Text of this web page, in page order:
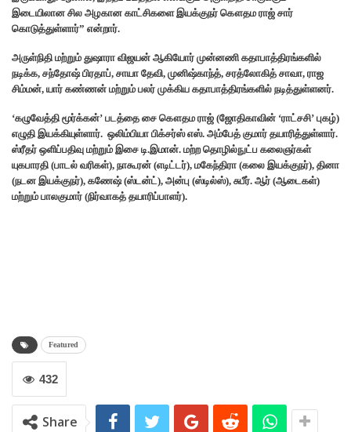
இடையிலான சில அழகான காட்சிகளை இயக்குநர் கௌதம ராஜ் சார்
கொடுத்துள்ளார்” என்றார்.
அருள்நிதி மற்றும் துஷாரா விஜயன் ஆகியோர் முன்னணி கதாபாத்திரங்களில்
நடிக்க, சந்தோஷ் பிரதாப், சாயா தேவி, முனிஷ்காந்த், சரத்லோகித் சாவா, ராஜ
சிம்மன், யார் கண்ணன் மற்றும் பலர் முக்கிய கதாபாத்திரங்களில் நடித்துள்ளனர்.
‘கழுவேத்தி மூர்க்கன்’ படத்தை சை கௌதம ராஜ் (ஜோதிகாவின் ‘ராட்சசி’ புகழ்)
எழுதி இயக்கியுள்ளார். ஒலிம்பியா பிக்சர்ஸ் எஸ். அம்பேத் குமார் தயாரித்துள்ளார்.
ஸ்ரீதர் ஒளிப்பதிவு மற்றும் இசை டி.இமான். மற்ற தொழில்நுட்ப கலைஞர்கள்
யுகபாரதி (பாடல் வரிகள்), நாகூரன் (எடிட்டர்), மகேந்திரா (கலை இயக்குநர்), தினா
(நடன இயக்குநர்), கணேஷ் (ஸ்டன்ட்), அன்பு (ஸ்டில்ஸ்), சுபீர். ஆர் (ஆடைகள்)
மற்றும் பாலகுமார் (நிர்வாகத் தயாரிப்பாளர்).
Featured
432
Share